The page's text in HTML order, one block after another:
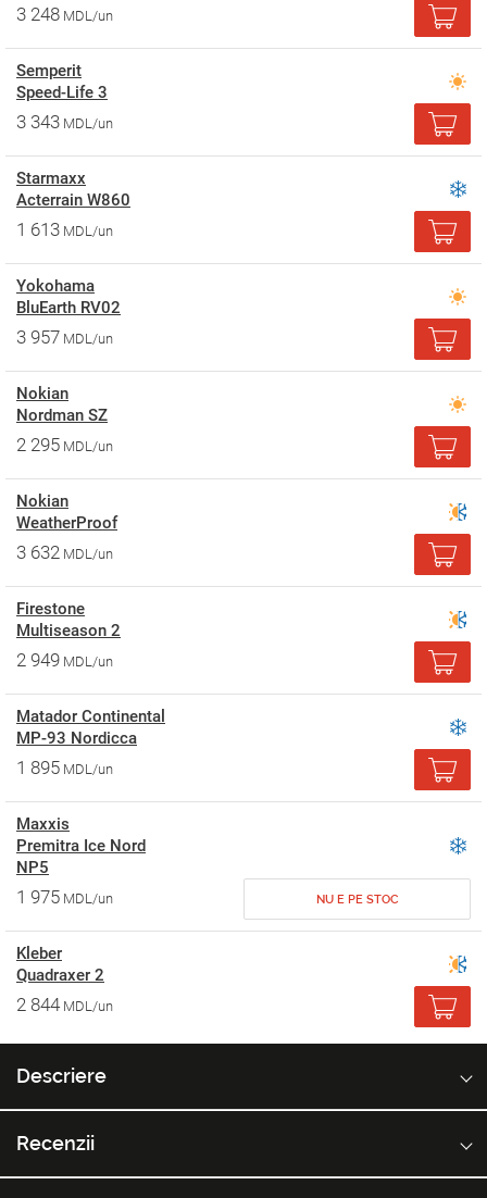
3 248 MDL/un
Semperit
Speed-Life 3
3 343 MDL/un
Starmaxx
Acterrain W860
1 613 MDL/un
Yokohama
BluEarth RV02
3 957 MDL/un
Nokian
Nordman SZ
2 295 MDL/un
Nokian
WeatherProof
3 632 MDL/un
Firestone
Multiseason 2
2 949 MDL/un
Matador Continental
MP-93 Nordicca
1 895 MDL/un
Maxxis
Premitra Ice Nord
NP5
1 975 MDL/un NU E PE STOC
Kleber
Quadraxer 2
2 844 MDL/un
Descriere
Recenzii